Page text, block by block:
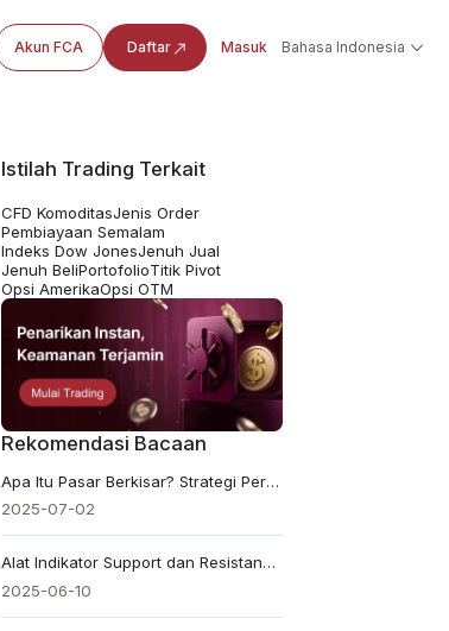
Akun FCA Daftar Masuk Bahasa Indonesia
Istilah Trading Terkait
CFD KomoditasJenis Order
Pembiayaan Semalam
Indeks Dow JonesJenuh Jual
Jenuh BeliPortofolioTitik Pivot
Opsi AmerikaOpsi OTM
Rekomendasi Bacaan
Apa Itu Pasar Berkisar? Strategi Perdagangan Dijelaskan
2025-07-02
Alat Indikator Support dan Resistance Terbaik untuk Pemula
2025-06-10